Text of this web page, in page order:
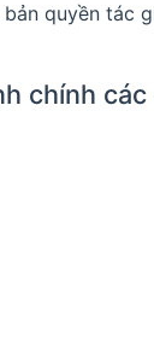
quyền tác
chính các